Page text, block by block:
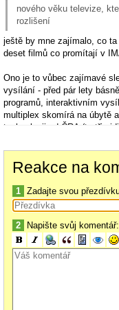
nového věku televize,
rozlišení
ještě by mne zajímalo, co
deset filmů co promítají v
Ono je to vůbec zajímavé
vysílání - před pár lety
programů, interaktivním
multiplex skomírá na úbytě
technologii od ČRA (ty tři
http://www.digizone.cz/
nouzi/
Reakce na
1 Zadajte svou
2 Napište svůj komentář: